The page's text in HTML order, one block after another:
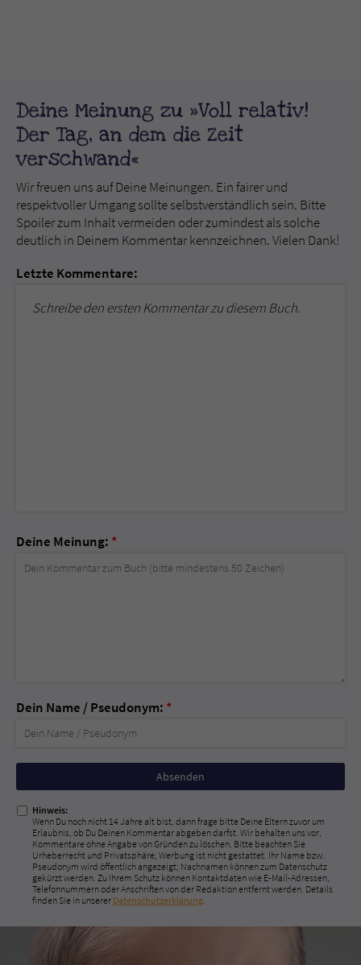
Deine Meinung zu »Voll relativ!
Der Tag, an dem die Zeit
verschwand«
Wir freuen uns auf Deine Meinungen. Ein fairer und
respektvoller Umgang sollte selbstverständlich sein. Bitte
Spoiler zum Inhalt vermeiden oder zumindest als solche
deutlich in Deinem Kommentar kennzeichnen. Vielen Dank!
Letzte Kommentare:
Schreibe den ersten Kommentar zu diesem Buch.
Deine Meinung: *
Dein Name / Pseudonym: *
Nicht
ausfüllen!
Hinweis:
Wenn Du noch nicht 14 Jahre alt bist, dann frage bitte Deine Eltern zuvor um
Erlaubnis, ob Du Deinen Kommentar abgeben darfst. Wir behalten uns vor,
Kommentare ohne Angabe von Gründen zu löschen. Bitte beachten Sie
Urheberrecht und Privatsphäre; Werbung ist nicht gestattet. Ihr Name bzw.
Pseudonym wird öffentlich angezeigt; Nachnamen können zum Datenschutz
gekürzt werden. Zu Ihrem Schutz können Kontaktdaten wie E-Mail-Adressen,
Telefonnummern oder Anschriften von der Redaktion entfernt werden. Details
finden Sie in unserer Datenschutzerklärung